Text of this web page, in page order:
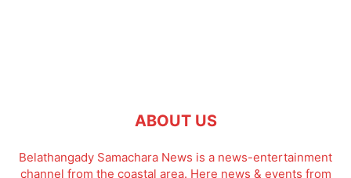
ABOUT US
Belathangady Samachara News is a news-entertainment
channel from the coastal area. Here news & events from